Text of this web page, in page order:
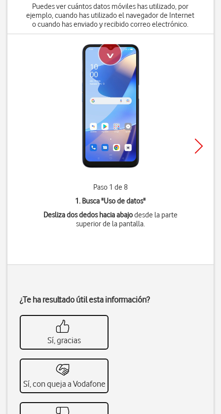
Puedes ver cuántos datos móviles has utilizado, por
ejemplo, cuando has utilizado el navegador de Internet
o cuando has enviado y recibido correo electrónico.
Paso 1 de 8
1. Busca "Uso de datos"
Desliza dos dedos hacia abajodesde la parte
superior de la pantalla.
¿Te ha resultado útil esta información?
Sí, gracias
Sí, con queja a Vodafone